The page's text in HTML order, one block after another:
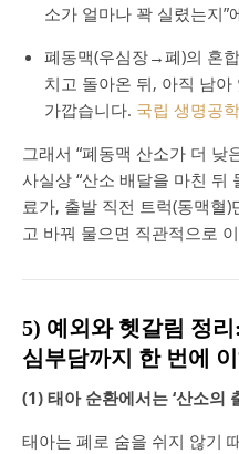
소가 얼마나 꽉 실렸는지”
폐동맥(우심장→폐)의 혼
치고 돌아온 뒤, 아직 남아
가깝습니다. 국립 생명공
그래서 “폐동맥 산소가 더 낮
사실상 “산소 배달을 마친 뒤
료가, 출발 직전 트럭(동맥혈
고 바꿔 물으면 직관적으로
5) 예외와 헷갈림 정
심부담까지 한 번에 이
(1) 태아 순환에서는 ‘산소의
태아는 폐로 숨을 쉬지 않기